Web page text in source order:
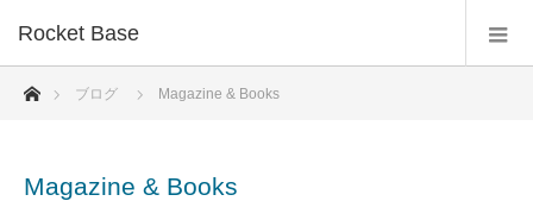
Rocket Base
ホームブログ Magazine & Books
Magazine & Books